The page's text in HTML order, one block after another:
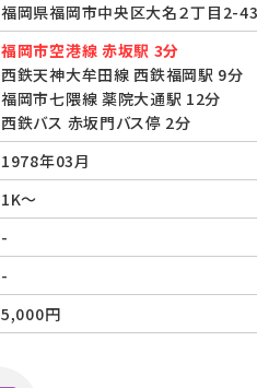
福岡県福岡市中央区大名２丁
福岡市空港線 赤坂駅 3分
西鉄天神大牟田線 西鉄福岡駅 9分
福岡市七隈線 薬院大通駅 12分
西鉄バス 赤坂門バス停 2分
1978年03月
1K～
-
-
5,000円